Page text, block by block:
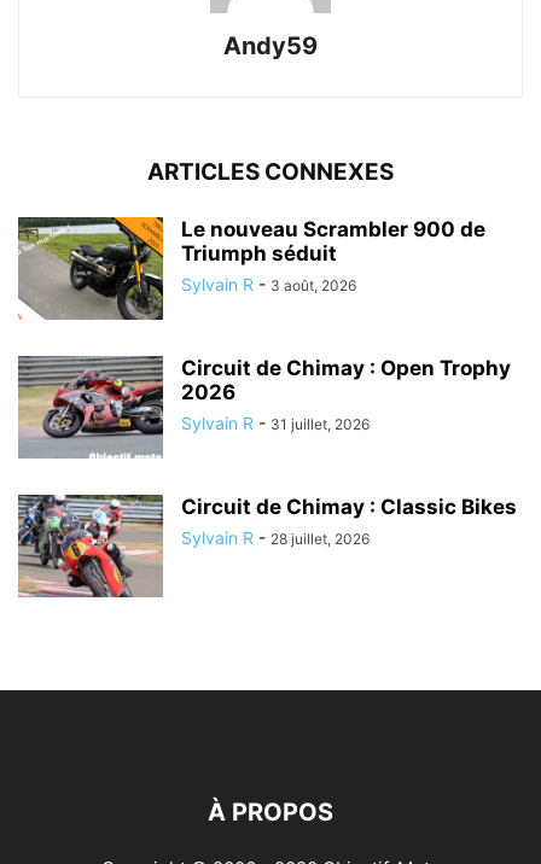
Andy59
ARTICLES CONNEXES
Le nouveau Scrambler 900 de
Triumph séduit
Sylvain R - 3 août, 2026
Circuit de Chimay : Open Trophy
2026
Sylvain R - 31 juillet, 2026
Circuit de Chimay : Classic Bikes
Sylvain R - 28 juillet, 2026
À PROPOS